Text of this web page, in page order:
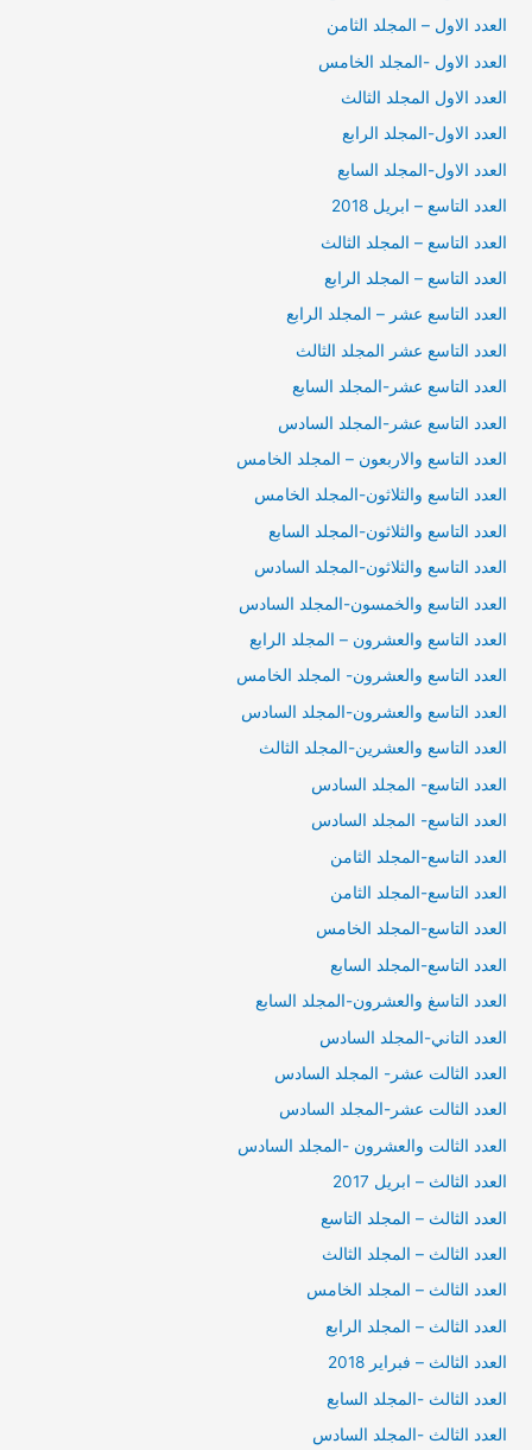
العدد الاول – المجلد الثامن
العدد الاول -المجلد الخامس
العدد الاول المجلد الثالث
العدد الاول-المجلد الرابع
العدد الاول-المجلد السابع
العدد التاسع – ابريل 2018
العدد التاسع – المجلد الثالث
العدد التاسع – المجلد الرابع
العدد التاسع عشر – المجلد الرابع
العدد التاسع عشر المجلد الثالث
العدد التاسع عشر-المجلد السابع
العدد التاسع عشر-المجلد السادس
العدد التاسع والاربعون – المجلد الخامس
العدد التاسع والثلاثون-المجلد الخامس
العدد التاسع والثلاثون-المجلد السابع
العدد التاسع والثلاثون-المجلد السادس
العدد التاسع والخمسون-المجلد السادس
العدد التاسع والعشرون – المجلد الرابع
العدد التاسع والعشرون- المجلد الخامس
العدد التاسع والعشرون-المجلد السادس
العدد التاسع والعشرين-المجلد الثالث
العدد التاسع- المجلد السادس
العدد التاسع- المجلد السادس
العدد التاسع-المجلد الثامن
العدد التاسع-المجلد الثامن
العدد التاسع-المجلد الخامس
العدد التاسع-المجلد السابع
العدد التاسغ والعشرون-المجلد السابع
العدد التاني-المجلد السادس
العدد الثالت عشر- المجلد السادس
العدد الثالت عشر-المجلد السادس
العدد الثالت والعشرون -المجلد السادس
العدد الثالث – ابريل 2017
العدد الثالث – المجلد التاسع
العدد الثالث – المجلد الثالث
العدد الثالث – المجلد الخامس
العدد الثالث – المجلد الرابع
العدد الثالث – فبراير 2018
العدد الثالث -المجلد السابع
العدد الثالث -المجلد السادس